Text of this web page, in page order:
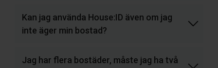
Kan jag använda House:ID även om jag
inte äger min bostad?
Jag har flera bostäder, måste jag ha två